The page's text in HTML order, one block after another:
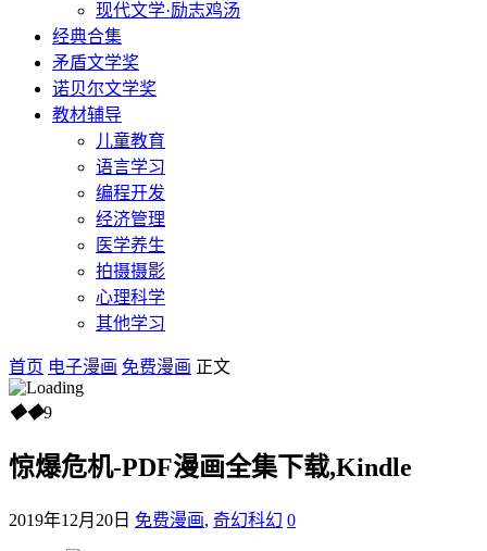
现代文学·励志鸡汤
经典合集
矛盾文学奖
诺贝尔文学奖
教材辅导
儿童教育
语言学习
编程开发
经济管理
医学养生
拍摄摄影
心理科学
其他学习
首页 电子漫画 免费漫画 正文
◆◆9
惊爆危机-PDF漫画全集下载,Kindle
2019年12月20日 免费漫画, 奇幻科幻 0